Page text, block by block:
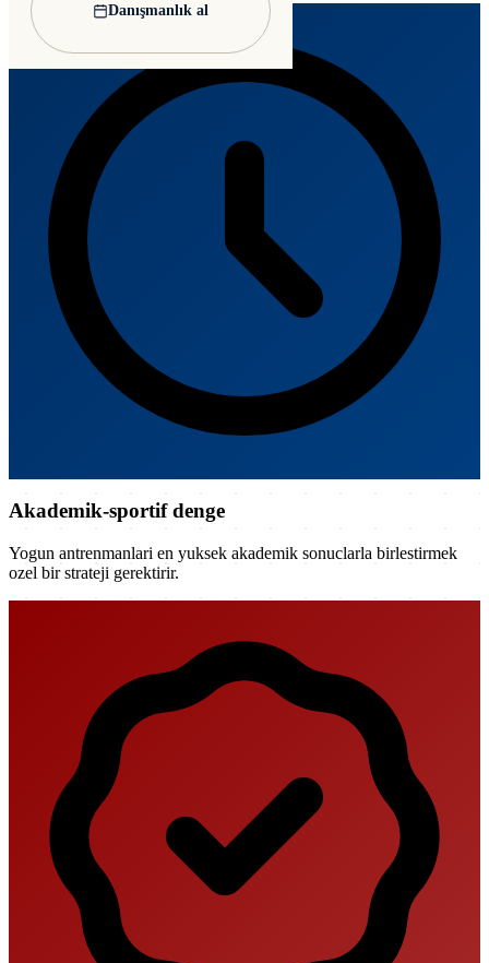
Danışmanlık al
Akademik-sportif denge
Yogun antrenmanlari en yuksek akademik sonuclarla birlestirmek
ozel bir strateji gerektirir.